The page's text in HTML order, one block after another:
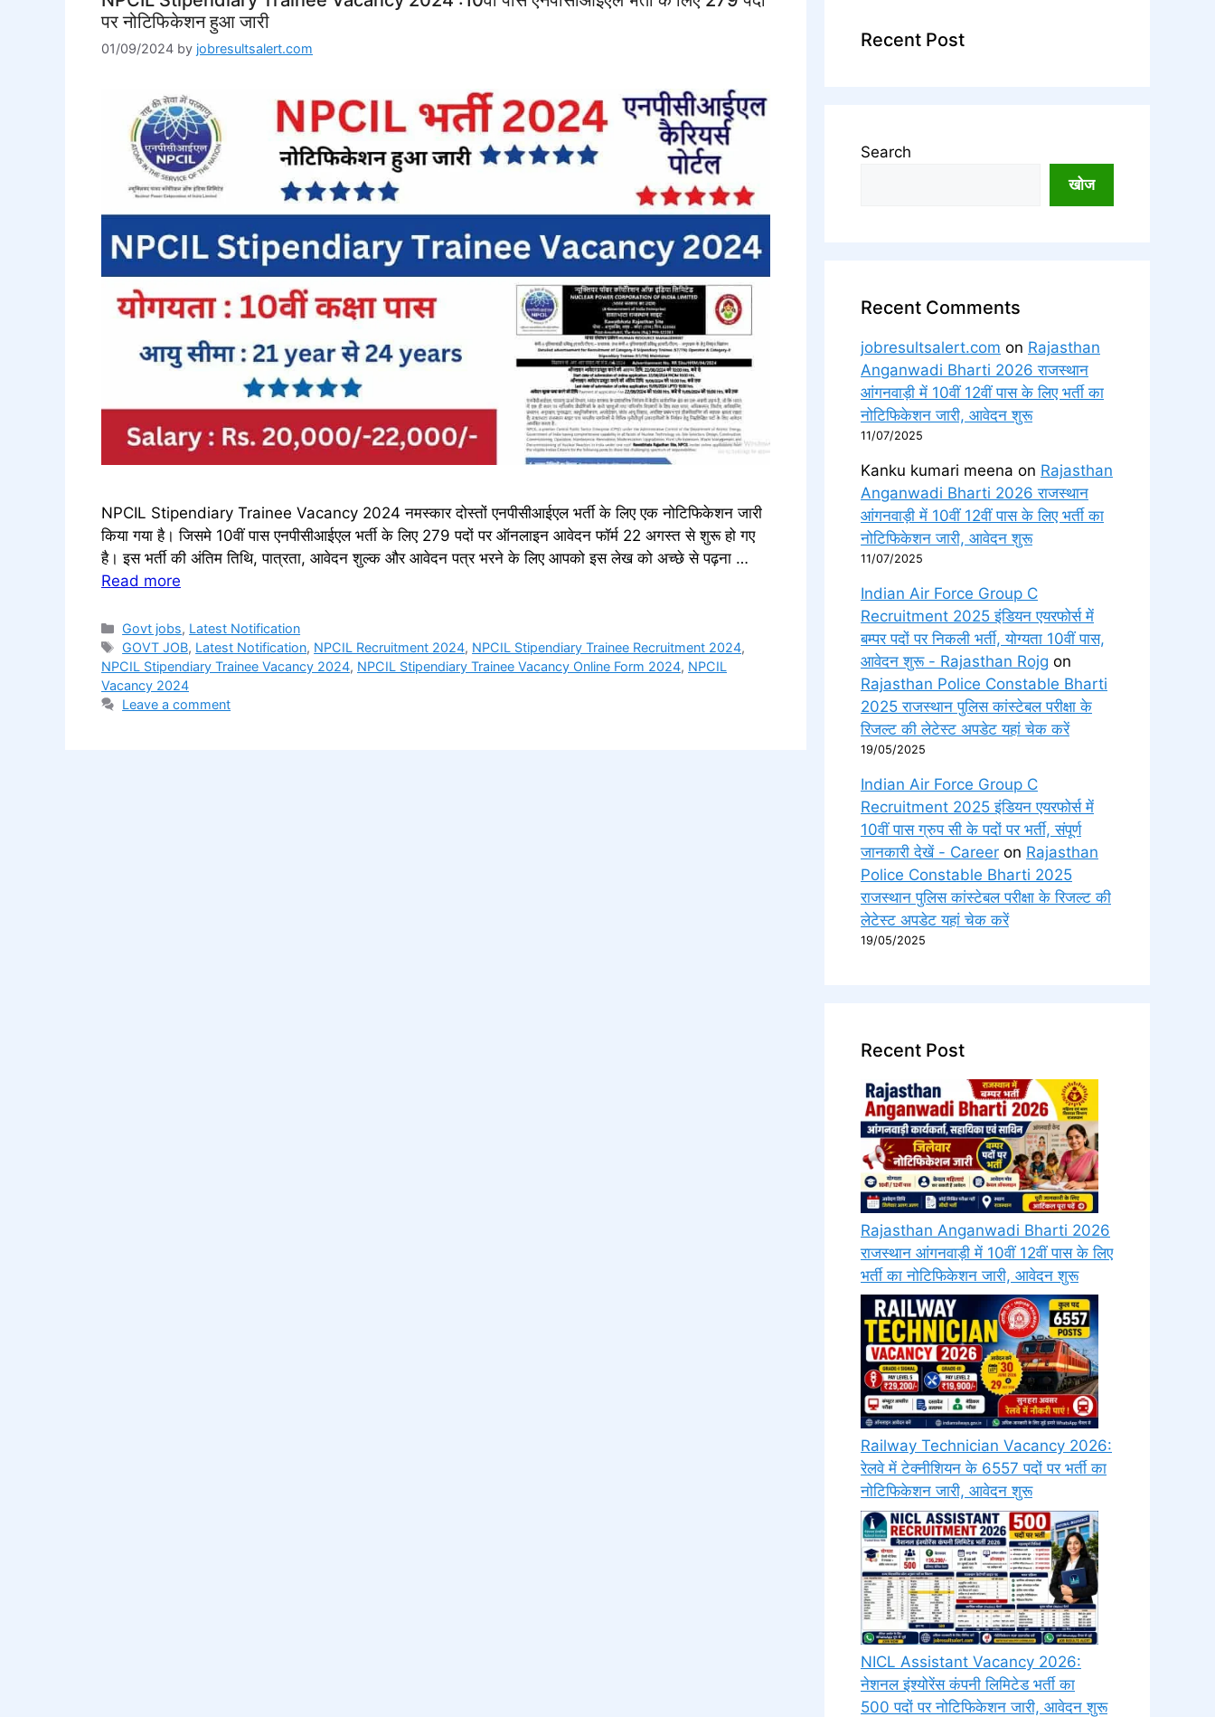
पर नोटिफिकेशन हुआ जारी
01/09/2024 by jobresultsalert.com
NPCIL Stipendiary Trainee Vacancy 2024 नमस्कार दोस्तों एनपीसीआईएल भर्ती के लिए एक नोटिफिकेशन जारी
किया गया है। जिसमे 10वीं पास एनपीसीआईएल भर्ती के लिए 279 पदों पर ऑनलाइन आवेदन फॉर्म 22 अगस्त से शुरू हो गए
है। इस भर्ती की अंतिम तिथि, पात्रता, आवेदन शुल्क और आवेदन पत्र भरने के लिए आपको इस लेख को अच्छे से पढ़ना …
Read more
Categories
Govt jobs, Latest Notification
Tags
GOVT JOB, Latest Notification, NPCIL Recruitment 2024, NPCIL Stipendiary Trainee Recruitment 2024,
NPCIL Stipendiary Trainee Vacancy 2024, NPCIL Stipendiary Trainee Vacancy Online Form 2024, NPCIL
Vacancy 2024
Leave a comment
Recent Post
Search
खोज
Recent Comments
jobresultsalert.com on Rajasthan
Anganwadi Bharti 2026 राजस्थान
आंगनवाड़ी में 10वीं 12वीं पास के लिए भर्ती का
नोटिफिकेशन जारी, आवेदन शुरू
11/07/2025
Kanku kumari meena on Rajasthan
Anganwadi Bharti 2026 राजस्थान
आंगनवाड़ी में 10वीं 12वीं पास के लिए भर्ती का
नोटिफिकेशन जारी, आवेदन शुरू
11/07/2025
Indian Air Force Group C
Recruitment 2025 इंडियन एयरफोर्स में
बम्पर पदों पर निकली भर्ती, योग्यता 10वीं पास,
आवेदन शुरू - Rajasthan Rojg on
Rajasthan Police Constable Bharti
2025 राजस्थान पुलिस कांस्टेबल परीक्षा के
रिजल्ट की लेटेस्ट अपडेट यहां चेक करें
19/05/2025
Indian Air Force Group C
Recruitment 2025 इंडियन एयरफोर्स में
10वीं पास ग्रुप सी के पदों पर भर्ती, संपूर्ण
जानकारी देखें - Career on Rajasthan
Police Constable Bharti 2025
राजस्थान पुलिस कांस्टेबल परीक्षा के रिजल्ट की
लेटेस्ट अपडेट यहां चेक करें
19/05/2025
Recent Post
Rajasthan Anganwadi Bharti 2026
राजस्थान आंगनवाड़ी में 10वीं 12वीं पास के लिए
भर्ती का नोटिफिकेशन जारी, आवेदन शुरू
Railway Technician Vacancy 2026:
रेलवे में टेक्नीशियन के 6557 पदों पर भर्ती का
नोटिफिकेशन जारी, आवेदन शुरू
NICL Assistant Vacancy 2026:
नेशनल इंश्योरेंस कंपनी लिमिटेड भर्ती का
500 पदों पर नोटिफिकेशन जारी, आवेदन शुरू